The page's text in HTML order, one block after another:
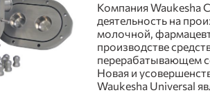
Компания Waukesha
деятельность на
молочной,
производстве
перерабатывающем
Новая и
Waukesha Universal